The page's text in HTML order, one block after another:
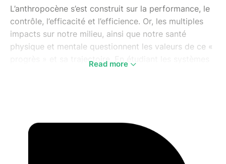
L’anthropocène s’est construit sur la performance, le
contrôle, l’efficacité et l’efficience. Or, les multiples
impacts sur notre milieu, ainsi que notre santé
physique et mentale questionnent les valeurs de ce «
progrès » et sa trajectoire. En étudiant les systèmes
vulnérabilités, les fluctuations, les incohérences… au
service de la robustesse et de la viabilité du groupe.
À l‘échelle d’une entreprise, d’une collectivité comme
Read more